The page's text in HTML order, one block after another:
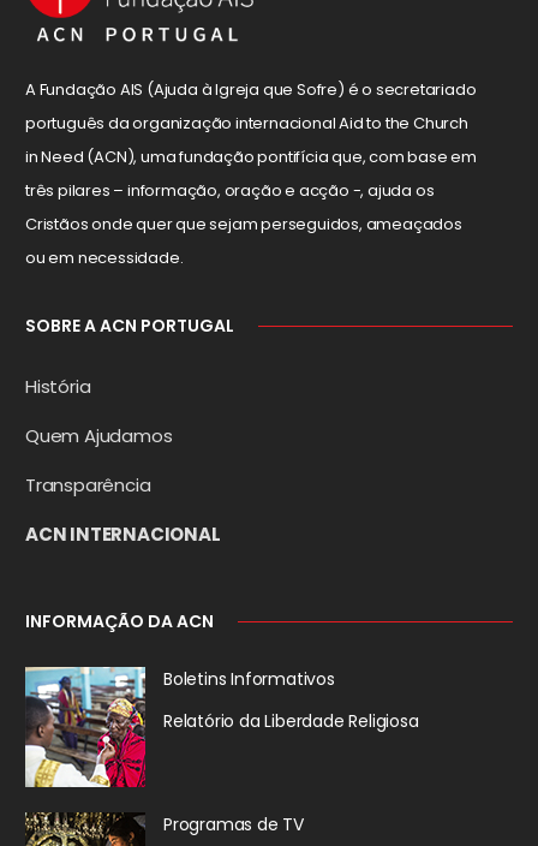
A Fundação AIS (Ajuda à Igreja que Sofre) é o secretariado
português da organização internacional Aid to the Church
in Need (ACN), uma fundação pontifícia que, com base em
três pilares – informação, oração e acção -, ajuda os
Cristãos onde quer que sejam perseguidos, ameaçados
ou em necessidade.
SOBRE A ACN PORTUGAL
História
Quem Ajudamos
Transparência
ACN INTERNACIONAL
INFORMAÇÃO DA ACN
Boletins Informativos
Relatório da Liberdade Religiosa
Programas de TV